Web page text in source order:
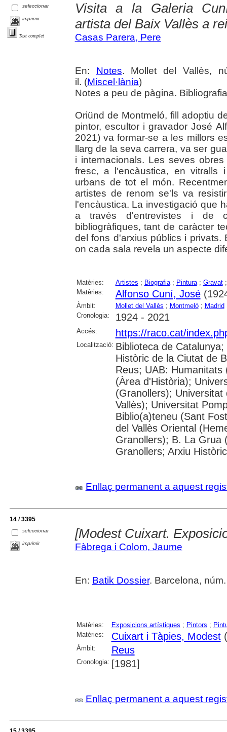
seleccionar
imprimir
Text complet
Visita a la Galeria
artista del Baix Vallès a
Casas Parera, Pere
En: Notes. Mollet del Vallès,
il. (Miscel·lània)
Notes a peu de pàgina.
Oriünd de Montmeló, fill adoptiu
pintor, escultor i gravador José
2021) va formar-se a les millors
llarg de la seva carrera, va ser
i internacionals. Les seves
fresc, a l'encàustica, en vitralls
urbans de tot el món.
artistes de renom se'ls va
l'encàustica. La investigació que
a través d'entrevistes i de
bibliogràfiques, tant de caràcter
del fons d'arxius públics i
on cada sala revela un aspecte
Matèries: Artistes ; Biografia; Pintura; Gravat
Matèries:
Alfonso Cuní, José
Àmbit: Mollet del Vallès ; Montmeló; Madrid
Cronologia:
1924 - 2021
Accés: https://raco.cat/
Localització: Biblioteca de
Històric de la Ciutat de
Reus; UAB:
(Àrea d'Història);
(Granollers);
Vallès); Universitat
Biblio(a)teneu (Sant
del Vallès Oriental
Granollers); B. La Grua
Granollers; Arxiu
Enllaç permanent a aquest
14 / 3395
seleccionar
imprimir
[Modest Cuixart.
Fàbrega i Colom, Jaume
En: Batik Dossier. Barcelona,
Matèries: Exposicions artístiques ; Pintors ;
Matèries:
Cuixart i Tàpies, Modest
Àmbit: Reus
Cronologia: [1981]
Enllaç permanent a aquest